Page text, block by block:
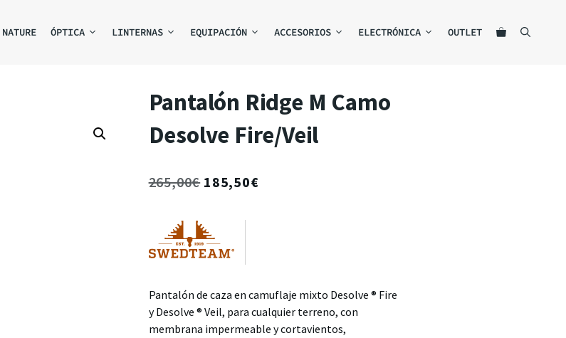
NATURE ÓPTICA LINTERNAS EQUIPACIÓN ACCESORIOS ELECTRÓNICA OUTLET
Pantalón Ridge M Camo
Desolve Fire/Veil
265,00€ 185,50€
Pantalón de caza en camuflaje mixto Desolve ® Fire
y Desolve ® Veil, para cualquier terreno, con
membrana impermeable y cortavientos,